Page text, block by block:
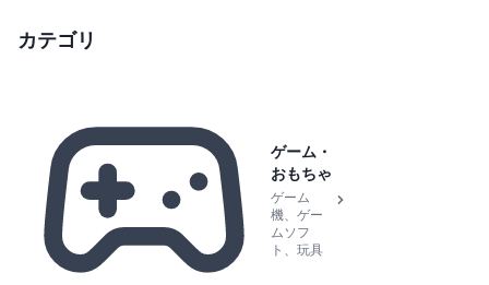
カテゴリ
ゲーム・
おもちゃ
ゲーム
機、ゲー
ムソフ
ト、玩具